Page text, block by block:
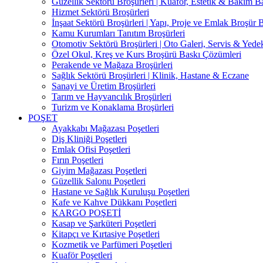
Hizmet Sektörü Broşürleri
İnşaat Sektörü Broşürleri | Yapı, Proje ve Emlak Broşür
Kamu Kurumları Tanıtım Broşürleri
Otomotiv Sektörü Broşürleri | Oto Galeri, Servis &
Özel Okul, Kreş ve Kurs Broşürü Baskı Çözümleri
Perakende ve Mağaza Broşürleri
Sağlık Sektörü Broşürleri | Klinik, Hastane & Eczane
Sanayi ve Üretim Broşürleri
Tarım ve Hayvancılık Broşürleri
Turizm ve Konaklama Broşürleri
POŞET
Ayakkabı Mağazası Poşetleri
Diş Kliniği Poşetleri
Emlak Ofisi Poşetleri
Fırın Poşetleri
Giyim Mağazası Poşetleri
Güzellik Salonu Poşetleri
Hastane ve Sağlık Kuruluşu Poşetleri
Kafe ve Kahve Dükkanı Poşetleri
KARGO POŞETİ
Kasap ve Şarküteri Poşetleri
Kitapçı ve Kırtasiye Poşetleri
Kozmetik ve Parfümeri Poşetleri
Kuaför Poşetleri